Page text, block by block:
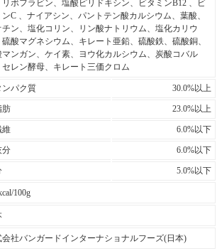
リボフラビン、塩酸ピリドキシン、ビタミンB12 、ビ
ンC 、ナイアシン、パントテン酸カルシウム、葉酸、
チン、塩化コリン、リン酸ナトリウム、塩化カリウ
硫酸マグネシウム、キレート亜鉛、硫酸鉄、硫酸銅、
マンガン、ケイ素、ヨウ化カルシウム、炭酸コバル
セレン酵母、キレート三価クロム
ンパク質 30.0%以上
肪 23.0%以上
維 6.0%以下
分 6.0%以下
5.0%以下
100g
会社バンガードインターナショナルフーズ(日本)